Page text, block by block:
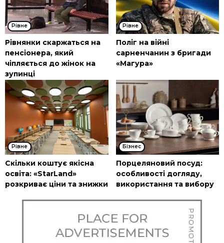
Рівне
Рівнянки скаржаться на
пенсіонера, який
чіпляється до жінок на
зупинці
Рівне
Поліг на війні
сарненчанин з бригади
«Магура»
Рівне
Скільки коштує якісна
освіта: «StarLand»
розкриває ціни та знижки
Бізнес
Порцеляновий посуд:
особливості догляду,
використання та вибору